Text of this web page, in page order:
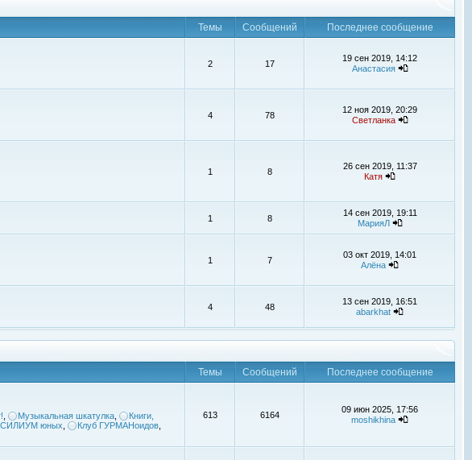
Темы Сообщений
Последнее сообщение
2 17
19 сен 2019, 14:12
Анастасия
4 78
12 ноя 2019, 20:29
Светланка
1 8
26 сен 2019, 11:37
Катя
1 8
14 сен 2019, 19:11
МарияЛ
1 7
03 окт 2019, 14:01
Алёна
4 48
13 сен 2019, 16:51
abarkhat
Темы Сообщений
Последнее сообщение
Музыкальная шкатулка
Книги,
юных Клуб ГУРМАНоидов
613 6164
09 июн 2025, 17:56
moshikhina